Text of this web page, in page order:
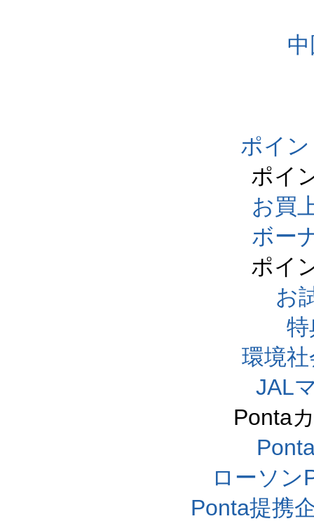
ポイ
ポイ
お買
ボー
ポイ
お
環境
JAL
Ponta
ローソン
Ponta提携